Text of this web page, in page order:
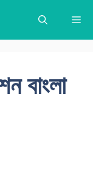
বাংলা